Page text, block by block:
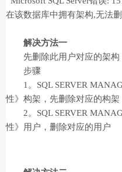
在该数据库中拥有架构,无法
解决方法一
先删除此用户对应的架构
步骤
1。SQL SERVER
性》构架，先删除对应的构架
2。SQL SERVER
性》用户，删除对应的用户